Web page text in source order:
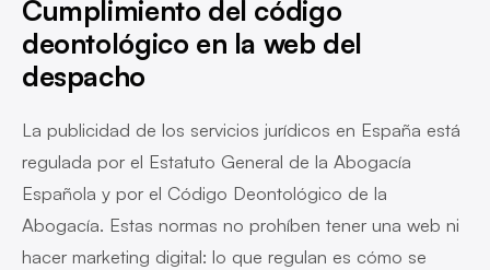
Cumplimiento del código
deontológico en la web del
despacho
La publicidad de los servicios jurídicos en España está
regulada por el Estatuto General de la Abogacía
Española y por el Código Deontológico de la
Abogacía. Estas normas no prohíben tener una web ni
hacer marketing digital: lo que regulan es cómo se